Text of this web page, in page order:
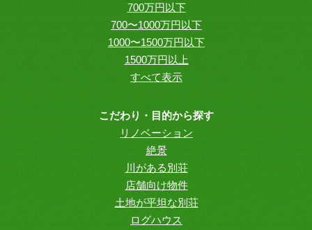
700万円以下
700〜1000万円以下
1000〜1500万円以下
1500万円以上
すべて表示
こだわり・目的から探す
リノベーション
絶景
川がある別荘
店舗向け物件
土地が平坦な別荘
ログハウス